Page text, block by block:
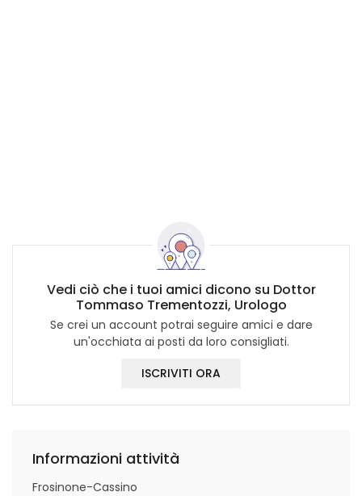
Vedi ciò che i tuoi amici dicono su Dottor
Tommaso Trementozzi, Urologo
Se crei un account potrai seguire amici e dare
un'occhiata ai posti da loro consigliati.
ISCRIVITI ORA
Informazioni attività
Frosinone-Cassino